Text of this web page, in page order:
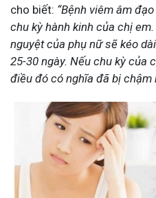
cho biết: “Bệnh viêm âm
chu kỳ hành kinh của chị em.
nguyệt của phụ nữ sẽ kéo
25-30 ngày. Nếu chu kỳ của
điều đó có nghĩa đã bị chậm